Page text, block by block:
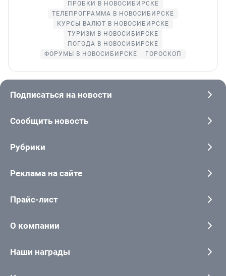
ПРОБКИ В НОВОСИБИРСКЕ
ТЕЛЕПРОГРАММА В НОВОСИБИРСКЕ
КУРСЫ ВАЛЮТ В НОВОСИБИРСКЕ
ТУРИЗМ В НОВОСИБИРСКЕ
ПОГОДА В НОВОСИБИРСКЕ
ФОРУМЫ В НОВОСИБИРСКЕ
ГОРОСКОП
Подписаться на новости
Сообщить новость
Рубрики
Реклама на сайте
Прайс-лист
О компании
Наши награды